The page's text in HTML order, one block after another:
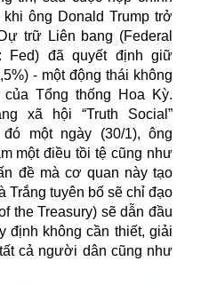
khi ông DonaldTrump trở
trữ Liên bang (Federal
Fed) đã quyết định giữ
- một động thái không
Tổng thống Hoa Kỳ.
xã hội “Truth Social”
đó một ngày (30/1), ông
một điều tồi tệ cũng như
đề mà cơ quan này tạo
Trắng tuyên bố sẽ chỉ đạo
the Treasury) sẽ dẫn đầu
định không cần thiết, giải
cả người dân cũng như